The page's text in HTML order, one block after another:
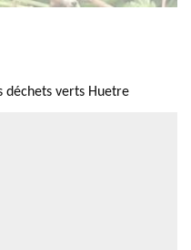
déchets verts Huetre